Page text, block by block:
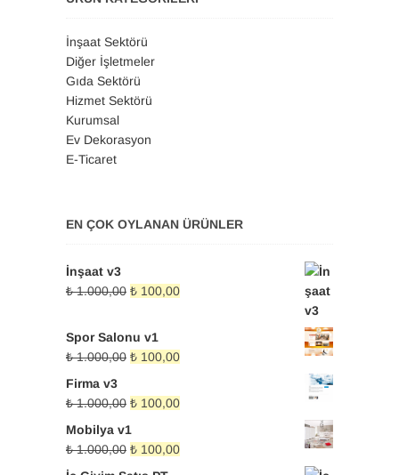
İnşaat Sektörü
Diğer İşletmeler
Gıda Sektörü
Hizmet Sektörü
Kurumsal
Ev Dekorasyon
E-Ticaret
EN ÇOK OYLANAN ÜRÜNLER
İnşaat v3
₺1.000,00 Orijinal
₺ 100,00Şu
₺ 100,00.
Spor Salonu v1
₺1.000,00 Orijinal
₺ 1.000,00.
₺ 100,00Şu
fiyat:
₺ 100,00.
Firma v3
₺1.000,00 Orijinal
₺ 1.000,00.
₺ 100,00Şu
fiyat:
₺ 100,00.
Mobilya v1
₺1.000,00 Orijinal
₺ 100,00Şu